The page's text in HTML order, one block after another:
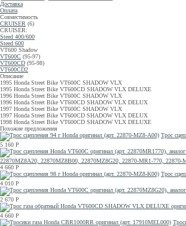
Доставка
Оплата
Совместимость
CRUISER (6)
CRUISER:
Steed 400/600
Steed 600
VT600 Shadow
VT600C (95-97)
VT600CD (95-98)
VT600CD2
Описание
1995 Honda Street Bike VT600C SHADOW VLX
1995 Honda Street Bike VT600CD SHADOW VLX DELUXE
1996 Honda Street Bike VT600C SHADOW VLX
1996 Honda Street Bike VT600CD SHADOW VLX DELUX
1997 Honda Street Bike VT600C SHADOW VLX
1997 Honda Street Bike VT600CD SHADOW VLX DELUX
1998 Honda Street Bike VT600CD SHADOW VLX DELUXE
Похожие предложения
Трос
5 160 Р
22870MZ8A20, 22870MZ8B00, 22870MZ8G20, 22870-MR1-770,
4 660 Р
Трос
4 010 Р
2 670 Р
4 660 Р